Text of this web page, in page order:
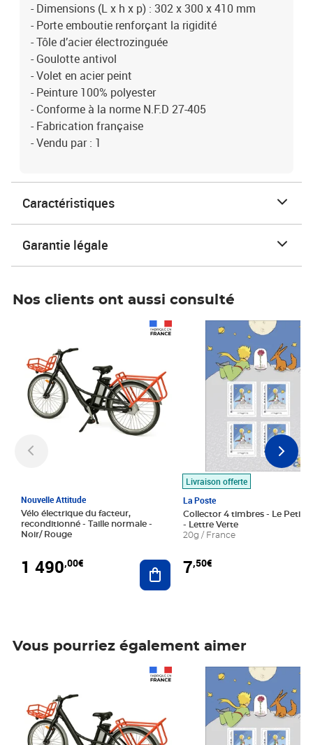
- Dimensions (L x h x p) : 302 x 300 x 410 mm
- Porte emboutie renforçant la rigidité
- Tôle d’acier électrozinguée
- Goulotte antivol
- Volet en acier peint
- Peinture 100% polyester
- Conforme à la norme N.F.D 27-405
- Fabrication française
- Vendu par : 1
Caractéristiques
Garantie légale
Nos clients ont aussi consulté
Nouvelle Attitude
Vélo électrique du facteur,
reconditionné - Taille normale -
Noir/ Rouge
1 490,00€ Ajouter au panier
Livraison offerte
La Poste
Collector 4 timbres - Le Petit
- Lettre Verte
20g / France
7,50€
Prix 7,50€
Vous pourriez également aimer
Prix 7,50€